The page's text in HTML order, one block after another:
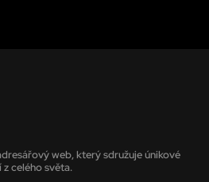
web, který sdružuje únikové
celého světa.